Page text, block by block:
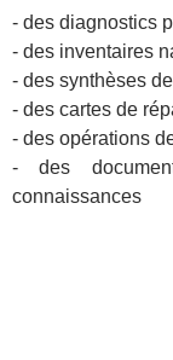
- des diagnostics
- des inventaires
- des synthèses
- des cartes de
- des opérations
- des
connaissances